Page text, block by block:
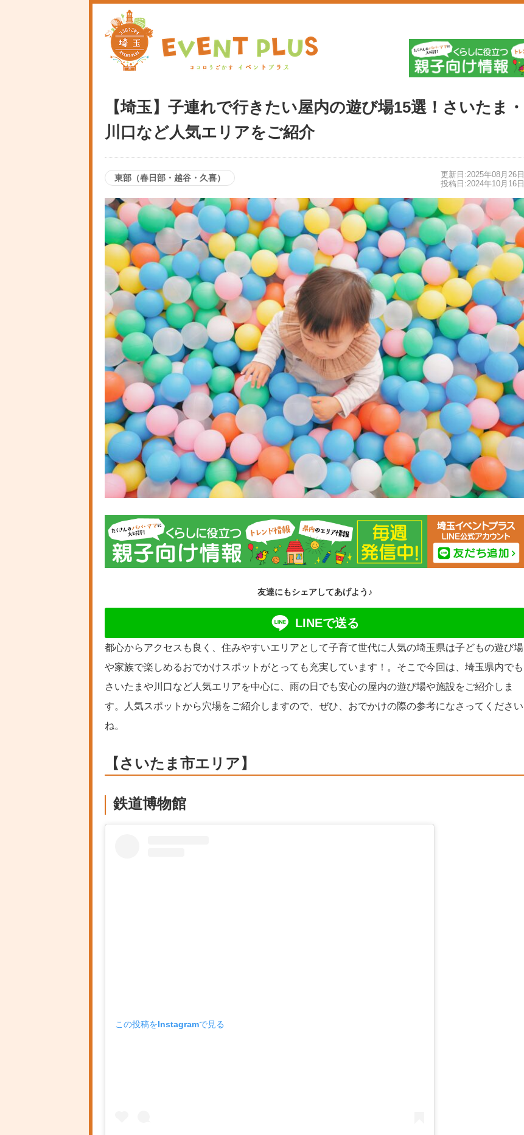
【埼玉】子連れで行きたい屋内の遊び場15選！さいたま・
川口など人気エリアをご紹介
東部（春日部・越谷・久喜）
更新日:2025年08月26日
投稿日:2024年10月16日
友達にもシェアしてあげよう♪
LINEで送る
都心からアクセスも良く、住みやすいエリアとして子育て世代に人気の埼玉県は子どもの遊び場
や家族で楽しめるおでかけスポットがとっても充実しています！。そこで今回は、埼玉県内でも
さいたまや川口など人気エリアを中心に、雨の日でも安心の屋内の遊び場や施設をご紹介しま
す。人気スポットから穴場をご紹介しますので、ぜひ、おでかけの際の参考になさってください
ね。
【さいたま市エリア】
鉄道博物館
この投稿をInstagramで見る